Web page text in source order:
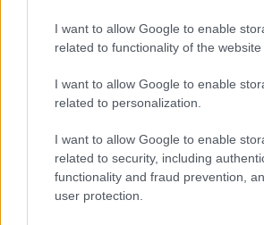
I want to allow Google to enable
related to functionality of the website
I want to allow Google to enable
related to personalization.
I want to allow Google to enable
related to security, including
functionality and fraud prevention,
user protection.
CAMPUS
A bejegyzés trackback címe:
https://kulturpart.hu/api/
Kommentek:
A hozzászólások avonatkozó jogszabályokértelmében
minősülnek, értük aszolgáltatás technikaiüzemeltetője
nem vállal, azokat nem ellenőrzi. Kifogás esetén